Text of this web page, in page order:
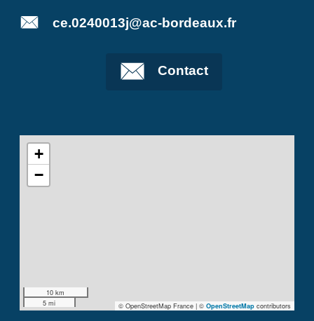
ce.0240013j@ac-bordeaux.fr
Contact
+
−
10 km
5 mi
© OpenStreetMap France | ©OpenStreetMap contributors